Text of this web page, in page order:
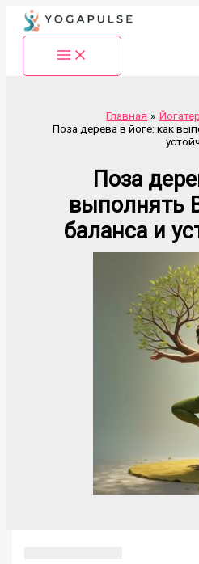
Перейти
содержимому
Главная
Поза дерева в йоге: как
Поза
выполнять
баланса и